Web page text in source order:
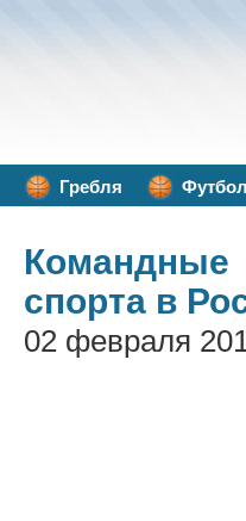
Гребля Футбол
спорта в
02 февраля